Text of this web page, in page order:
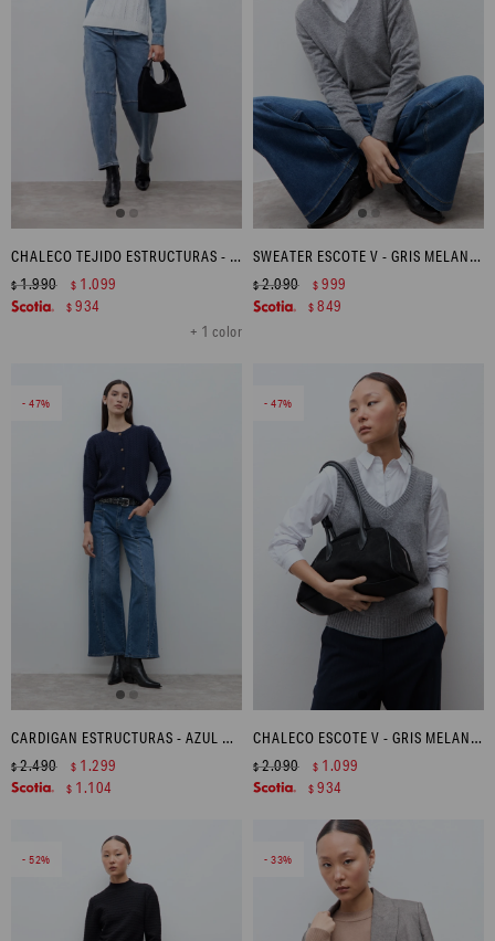
CHALECO TEJIDO ESTRUCTURAS - CRUDO
+ 1 color
$1.990 $ 1.099
$ 934
SWEATER ESCOTE V - GRIS MELANGE
$2.090 $ 999
$ 849
47
CARDIGAN ESTRUCTURAS - AZUL MARINO
$2.490 $ 1.299
$ 1.104
47
CHALECO ESCOTE V - GRIS MELANGE
$2.090 $ 1.099
$ 934
52 33